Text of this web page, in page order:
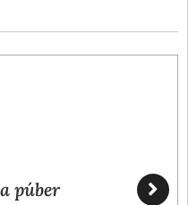
púber